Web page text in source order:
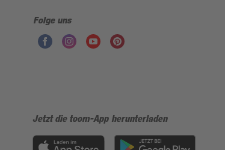
Folge uns
Jetzt die toom-App herunterladen